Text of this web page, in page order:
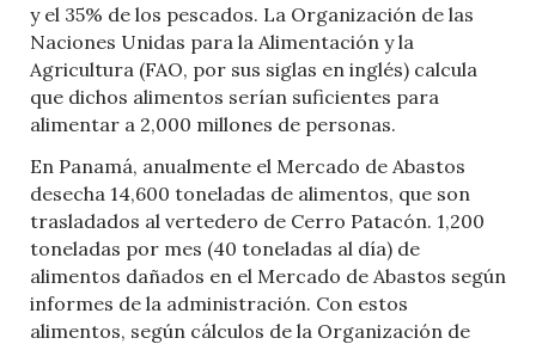
y el 35% de los pescados. La Organización de las
Naciones Unidas para la Alimentación y la
Agricultura (FAO, por sus siglas en inglés) calcula
que dichos alimentos serían suficientes para
alimentar a 2,000 millones de personas.
En Panamá, anualmente el Mercado de Abastos
desecha 14,600 toneladas de alimentos, que son
trasladados al vertedero de Cerro Patacón. 1,200
toneladas por mes (40 toneladas al día) de
alimentos dañados en el Mercado de Abastos según
informes de la administración. Con estos
alimentos, según cálculos de la Organización de